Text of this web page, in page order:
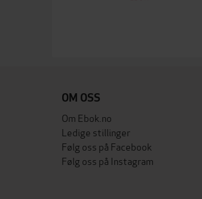
OM OSS
Om Ebok.no
Ledige stillinger
Følg oss på Facebook
Følg oss på Instagram